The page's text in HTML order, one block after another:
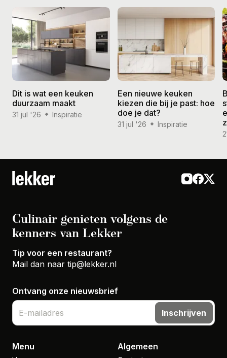
Dit is wat een keuken
duurzaam maakt
31 jul '26 Inspiratie
Een nieuwe keuken
kiezen die bij je past: hoe
doe je dat?
31 jul '26 Inspiratie
Culinair genieten volgens de
kenners van Lekker
Tip voor een restaurant?
Mail dan naar tip@lekker.nl
Ontvang onze nieuwsbrief
Inschrijven
Menu Algemeen